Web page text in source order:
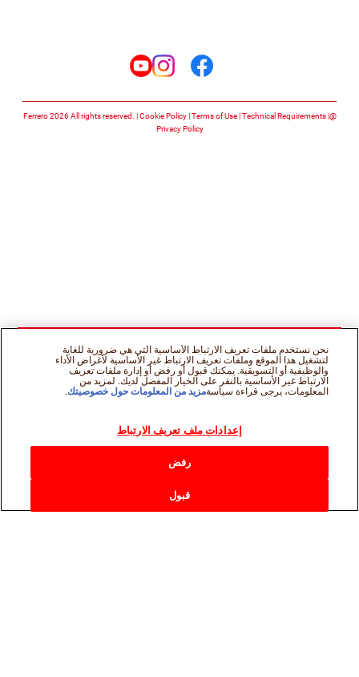
@Ferrero 2026 All rights reserved.
Cookie Policy Terms of Use Technical Requirements
Privacy Policy
نحن نستخدم ملفات تعريف الارتباط الأساسية التي هي ضرورية للغاية
لتشغيل هذا الموقع وملفات تعريف الارتباط غير الأساسية لأغراض الأداء
والوظيفية أو التسويقية. يمكنك قبول أو رفض أو إدارة ملفات تعريف
الارتباط غير الأساسية بالنقر على الخيار المفضل لديك. لمزيد من
المعلومات، يرجى قراءة سياسةمزيد من المعلومات حول خصوصيتك.
إعدادات ملف تعريف الارتباط
رفض
قبول